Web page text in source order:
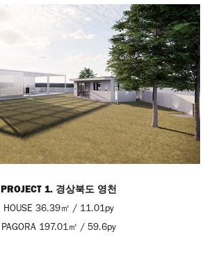
PROJECT 1. 경상북도 영천
HOUSE 36.39㎡ / 11.01py
PAGORA 197.01㎡ / 59.6py